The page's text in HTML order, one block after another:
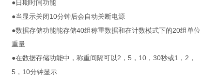
●日期时间功能
●当显示关闭 10分钟后会自动关断电源
●数据存储功能能存储40组称重数据和在计数模式下的20组单位
重量
●在数据存储功能中，称重间隔可以2 ， 5 ， 10， 30秒或1 ， 2 ，
5 ， 10分钟显示